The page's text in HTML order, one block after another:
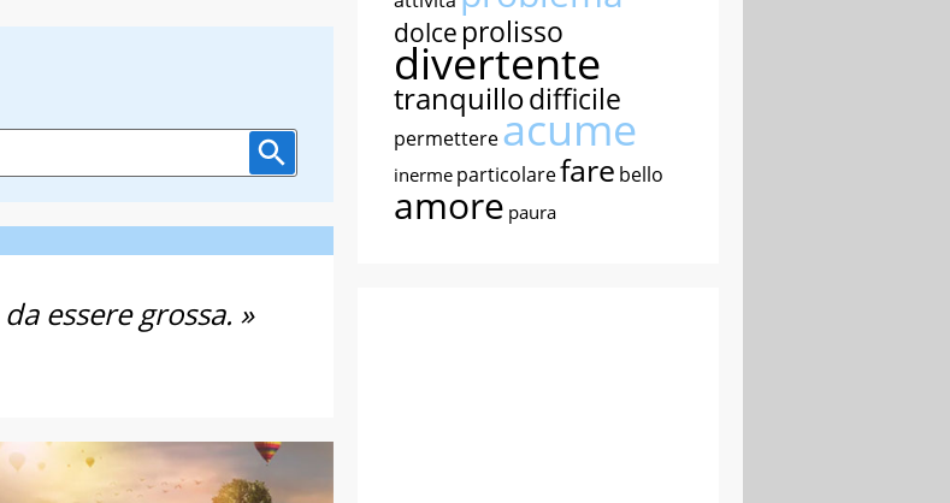
essere grossa. »
dolce prolisso
divertente
tranquillodifficile
permettereacume
inerme particolarefare bello
amore paura